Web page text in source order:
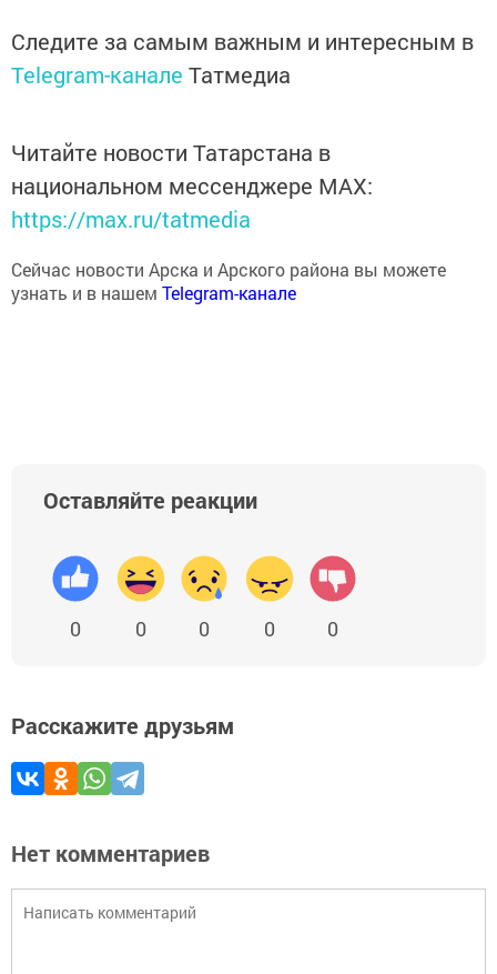
Следите за самым важным и интересным в
Telegram-канале Татмедиа
Читайте новости Татарстана в
национальном мессенджере MАХ:
https://max.ru/tatmedia
Сейчас новости Арска и Арского района вы можете
узнать и в нашем Telegram-канале
Оставляйте реакции
0 0 0 0 0
Расскажите друзьям
Нет комментариев